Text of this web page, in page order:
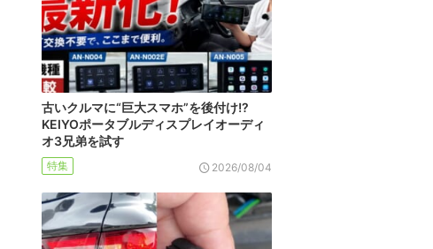
古いクルマに“巨大スマホ”を後付け!?
KEIYOポータブルディスプレイオーディ
オ3兄弟を試す
特集 2026/08/04